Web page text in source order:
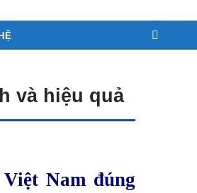
và hiệu quả
Nam đúng